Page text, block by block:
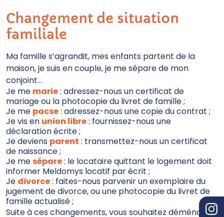
Changement de situation
familiale
Ma famille s’agrandit, mes enfants partent de la
maison, je suis en couple, je me sépare de mon
conjoint…
Je me marie: adressez-nous un certificat de
mariage ou la photocopie du livret de famille ;
Je me pacse: adressez-nous une copie du contrat ;
Je vis en union libre: fournissez-nous une
déclaration écrite ;
Je deviens parent : transmettez-nous un certificat
de naissance ;
Je mesépare: le locataire quittant le logement doit
informer Meldomys locatif par écrit ;
Je divorce: faites-nous parvenir un exemplaire du
jugement de divorce, ou une photocopie du livret de
famille actualisé ;
Suite à ces changements, vous souhaitez déménager